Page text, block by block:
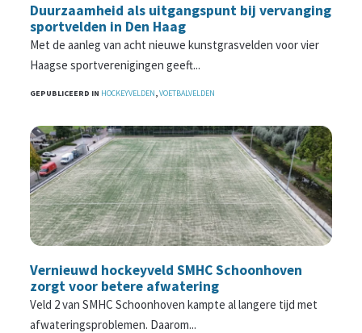
Duurzaamheid als uitgangspunt bij vervanging
sportvelden in Den Haag
Met de aanleg van acht nieuwe kunstgrasvelden voor vier
Haagse sportverenigingen geeft...
GEPUBLICEERD IN HOCKEYVELDEN,VOETBALVELDEN
Vernieuwd hockeyveld SMHC Schoonhoven
zorgt voor betere afwatering
Veld 2 van SMHC Schoonhoven kampte al langere tijd met
afwateringsproblemen. Daarom...